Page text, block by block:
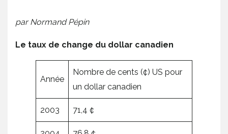
par Normand Pépin
Le taux de change du dollar canadien
Année
Nombre de cents (¢) US pour
un dollar canadien
2003 71,4 ¢